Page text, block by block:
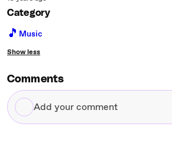
Category
🎵 Music
Show less
Comments
Add
your